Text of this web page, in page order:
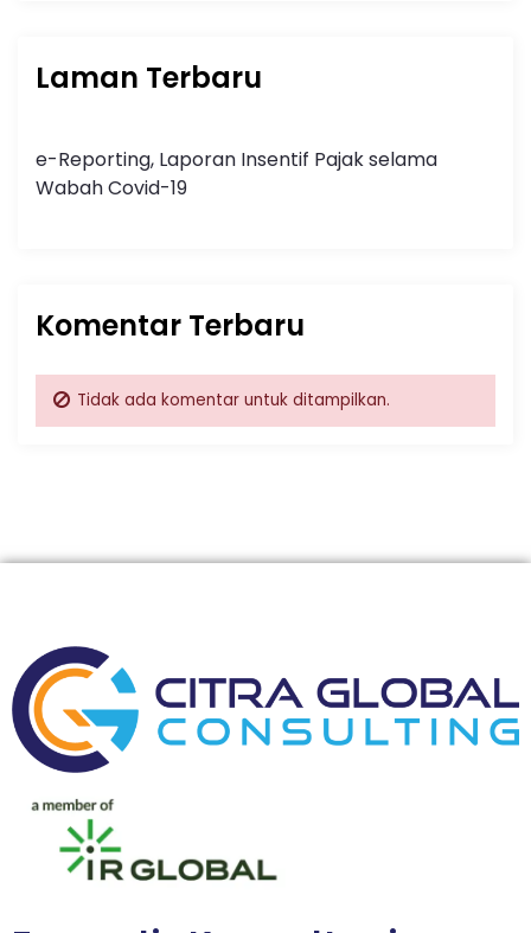
Laman Terbaru
e-Reporting, Laporan Insentif Pajak selama
Wabah Covid-19
Komentar Terbaru
Tidak ada komentar untuk ditampilkan.